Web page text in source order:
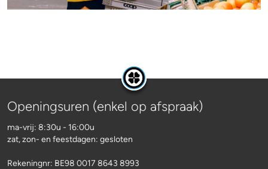
Openingsuren (enkel op afspraak)
ma-vrij: 8:30u - 16:00u
zat, zon- en feestdagen: gesloten
Rekeningnr: BE98 0017 8643 8993